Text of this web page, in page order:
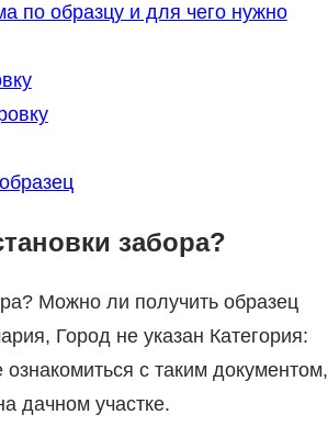
по образцу и для чего нужно
забора?
Можно ли получить образец
Город не указан Категория:
с таким документом,
дачном участке.